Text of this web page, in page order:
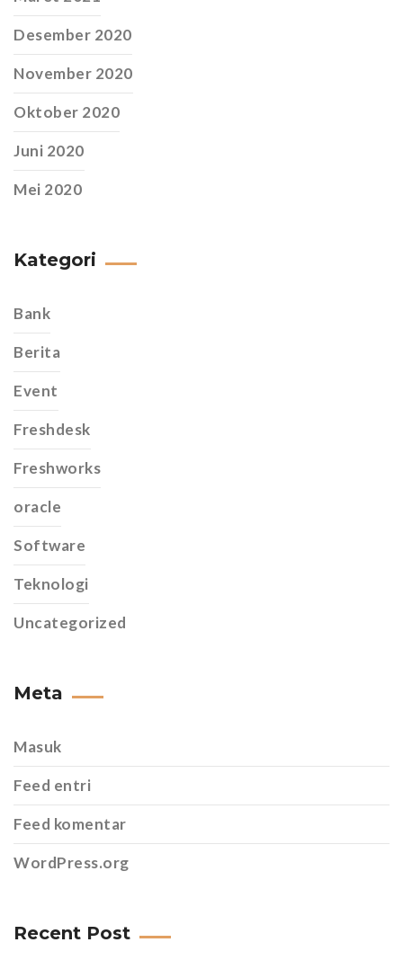
Desember 2020
November 2020
Oktober 2020
Juni 2020
Mei 2020
Kategori
Bank
Berita
Event
Freshdesk
Freshworks
oracle
Software
Teknologi
Uncategorized
Meta
Masuk
Feed entri
Feed komentar
WordPress.org
Recent Post